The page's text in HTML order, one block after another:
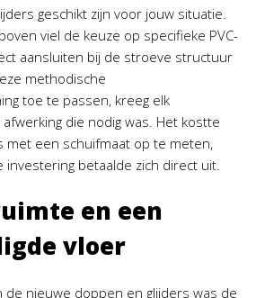
geschikt zijn voor jouw situatie.
viel de keuze op specifieke PVC-
aansluiten bij de stroeve structuur
methodische
toe te passen, kreeg elk
die nodig was. Het kostte
met een schuifmaat op te meten,
investering betaalde zich direct uit.
en een
vloer
de nieuwe doppen en glijders was de